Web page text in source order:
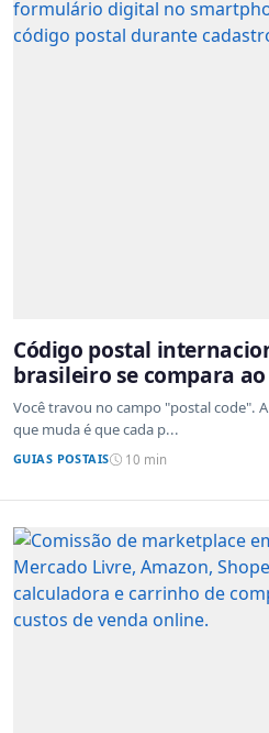
Código postal
brasileiro se compara ao
sistemas de outros
Você travou no campo "postal code". A
que muda é que cada p...
GUIAS POSTAIS 10 min